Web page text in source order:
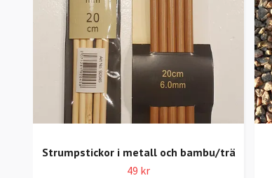
Strumpstickor i metall och bambu/trä
49 kr